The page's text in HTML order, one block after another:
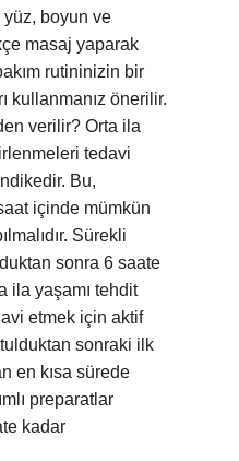
boyun ve
masaj yaparak
rutininizin bir
kullanmanız önerilir.
verilir? Orta ila
tedavi
Bu,
içinde mümkün
Sürekli
sonra 6 saate
ila yaşamı tehdit
etmek için aktif
sonraki ilk
en kısa sürede
preparatlar
kadar